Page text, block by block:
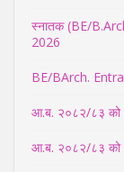
स्नातक (BE/
2026
BE/BArch.
आ.ब. २०८२/८३ को
आ.ब. २०८२/८३ को